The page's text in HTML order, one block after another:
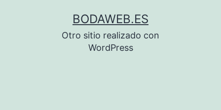
BODAWEB.ES
Otro sitio realizado con
WordPress